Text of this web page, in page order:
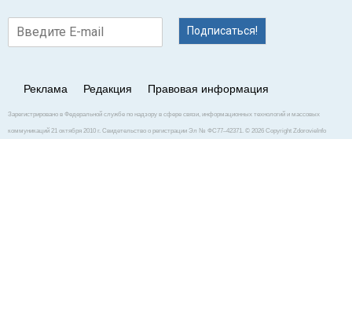
Подписаться!
Реклама Редакция Правовая информация
Зарегистрировано в Федеральной службе по надзору в сфере связи, информационных технологий и массовых
коммуникаций 21 октября 2010 г. Свидетельство о регистрации Эл № ФС77–42371. © 2026 Copyright ZdorovieInfo